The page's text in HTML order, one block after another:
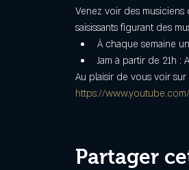
Venez voir des
saisissants figurant des
À chaque semaine
Jam à partir de 21h :
Au plaisir de vous voir
https://
Partager